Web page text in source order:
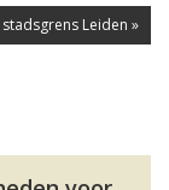
Leiden »